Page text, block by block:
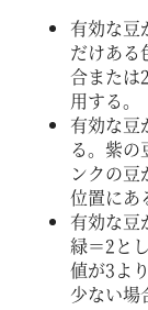
有効な豆
だけある
合または
用する。
有効な豆
る。紫
ンクの
位置にあ
有効な豆
緑＝2と
値が3よ
少ない場